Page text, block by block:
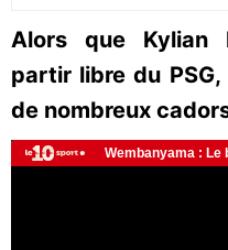
Alors que Kylian
partir libre du
de nombreux